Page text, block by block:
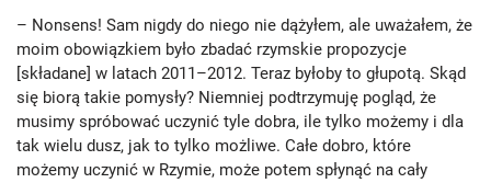
– Nonsens! Sam nigdy do niego nie dążyłem, ale uważałem, że
moim obowiązkiem było zbadać rzymskie propozycje
[składane] w latach 2011–2012. Teraz byłoby to głupotą. Skąd
się biorą takie pomysły? Niemniej podtrzymuję pogląd, że
musimy spróbować uczynić tyle dobra, ile tylko możemy i dla
tak wielu dusz, jak to tylko możliwe. Całe dobro, które
możemy uczynić w Rzymie, może potem spłynąć na cały